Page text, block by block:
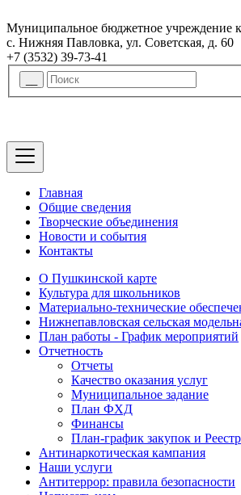
Муниципальное бюджетное учреждение
с. Нижняя Павловка, ул. Советская, д. 60
+7 (3532) 39-73-41
Главная
Общие сведения
Творческие объединения
Новости и события
Контакты
О Пушкинской карте
Культура для школьников
Материально-технические
Нижнепавловская сельская
План работы - График мероприятий
Отчетность
Отчеты
Качество оказания услуг
Муниципальное задание
План ФХД
Финансы
План-график закупок и Реестр
Антинаркотическая кампания
Наши услуги
Антитеррор: правила безопасности